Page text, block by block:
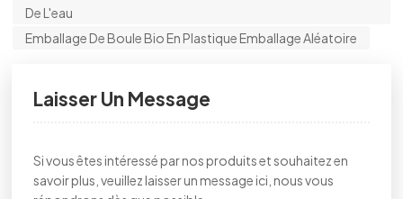
De L'eau
Emballage De Boule Bio En Plastique Emballage Aléatoire
Laisser Un Message
Si vous êtes intéressé par nos produits et souhaitez en
savoir plus, veuillez laisser un message ici, nous vous